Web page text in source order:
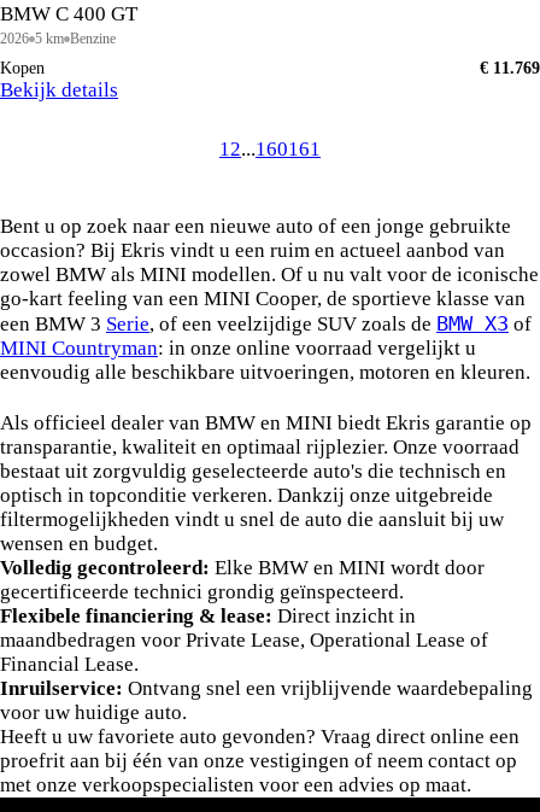
BMW C 400 GT
2026 5 km Benzine
Kopen € 11.769
Bekijk details
1 2...160161
Bent u op zoek naar een nieuwe auto of een jonge gebruikte
occasion? Bij Ekris vindt u een ruim en actueel aanbod van
zowel BMW als MINI modellen. Of u nu valt voor de iconische
go-kart feeling van een MINI Cooper, de sportieve klasse van
een BMW 3 Serie, of een veelzijdige SUV zoals de BMW X3 of
MINI Countryman: in onze online voorraad vergelijkt u
eenvoudig alle beschikbare uitvoeringen, motoren en kleuren.
Als officieel dealer van BMW en MINI biedt Ekris garantie op
transparantie, kwaliteit en optimaal rijplezier. Onze voorraad
bestaat uit zorgvuldig geselecteerde auto's die technisch en
optisch in topconditie verkeren. Dankzij onze uitgebreide
filtermogelijkheden vindt u snel de auto die aansluit bij uw
wensen en budget.
Volledig gecontroleerd: Elke BMW en MINI wordt door
gecertificeerde technici grondig geïnspecteerd.
Flexibele financiering & lease: Direct inzicht in
maandbedragen voor Private Lease, Operational Lease of
Financial Lease.
Inruilservice: Ontvang snel een vrijblijvende waardebepaling
voor uw huidige auto.
Heeft u uw favoriete auto gevonden? Vraag direct online een
proefrit aan bij één van onze vestigingen of neem contact op
met onze verkoopspecialisten voor een advies op maat.